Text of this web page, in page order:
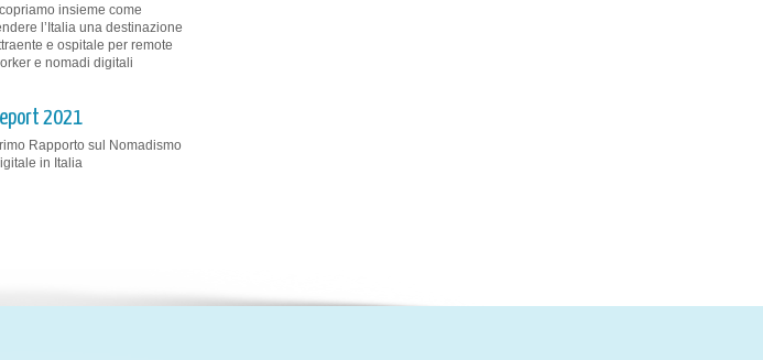
insieme come
l’Italia una destinazione
e ospitale per remote
e nomadi digitali
2021
Rapporto sul Nomadismo
in Italia